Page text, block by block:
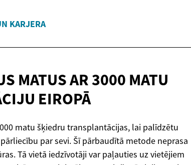
KARJERA
MATUS AR 3000 MATU
EIROPĀ
matu šķiedru transplantācijas, lai palīdzētu
par sevi. Šī pārbaudītā metode neprasa
Tā vietā iedzīvotāji var paļauties uz vietējiem